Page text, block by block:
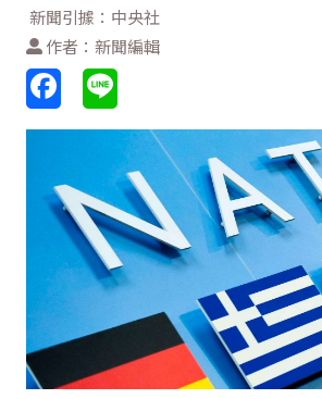
新聞引據：中央社
作者：新聞編輯